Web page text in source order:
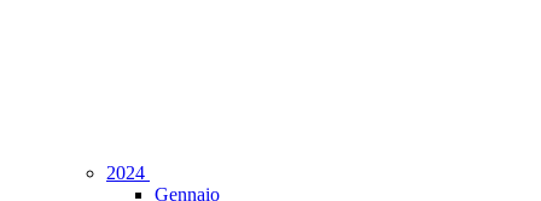
2024
Gennaio